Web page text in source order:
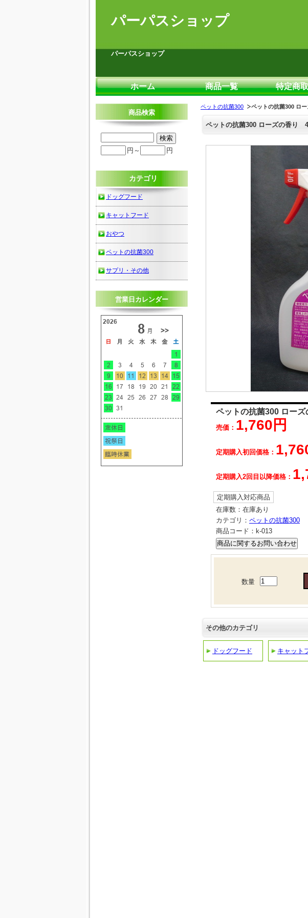
パーパスショップ
パーパスショップ
ホーム 商品一覧 特定商
ペットの抗菌300 ペットの抗菌300 ロ
ペットの抗菌300 ローズの香り
ペットの抗菌300 ロー
売価： 1,760円
定期購入初回価格：
定期購入2回目以降価格：
定期購入対応商品
在庫数： 在庫あり
カテゴリ： ペットの抗菌300
商品コード： k-013
数量
その他のカテゴリ
ドッグフード キャット
商品検索
円～ 円
カテゴリ
ドッグフード
キャットフード
おやつ
ペットの抗菌300
サプリ・その他
営業日カレンダー